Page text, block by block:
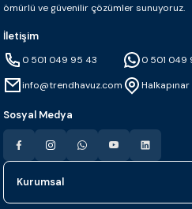
ömürlü ve güvenilir çözümler sunuyoruz.
İletişim
0 501 049 95 43
info@trendhavuz.com
0 501 049
Sosyal Medya
Kurumsal